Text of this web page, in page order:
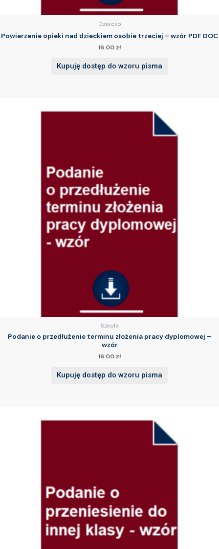
Dziecko
Powierzenie opieki nad dzieckiem osobie trzeciej – wzór PDF DOC
16.00 zł
Kupuję dostęp do wzoru pisma
Szkoła
Podanie o przedłużenie terminu złożenia pracy dyplomowej –
wzór
16.00 zł
Kupuję dostęp do wzoru pisma